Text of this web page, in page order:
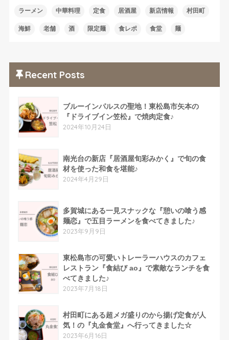
ラーメン 中華料理 定食 居酒屋 新店情報 村田町
海鮮 老舗 酒 限定麺 食レポ 食堂 麺
Recent Posts
ブルーインパルスの聖地！東松島市矢本の
『ドライブイン笠松』で焼肉定食♪
2024年10月24日
南光台の新店『居酒屋旬彩みかく』で旬の食
材を使った和食を堪能♪
2024年4月29日
多賀城にある一見スナックな『憩いの喰う感
麺恋』で五目ラーメンを食べてきました♪
2023年9月9日
東松島市の可愛いトレーラーハウスのカフェ
レストラン『食結び ao』で素敵なランチを食
べてきました♪
2023年7月18日
村田町にある超メガ盛りのから揚げ定食が人
気！の『丸金食堂』へ行ってきました☆
2023年6月16日